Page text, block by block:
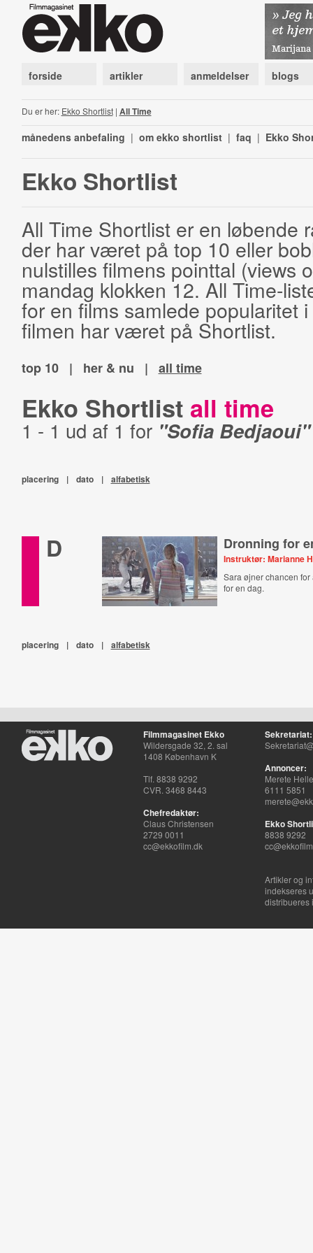
forside artikler anmeldelser blogs
Du er her: Ekko Shortlist| All Time
månedens anbefaling | om ekko shortlist | faq | Ekko
Ekko Shortlist
All Time Shortlist er en løbende
der har været på top 10 eller
nulstilles filmens pointtal (views
mandag klokken 12. All Time-
for en films samlede popularitet
filmen har været på Shortlist.
top 10 | her & nu | all time
Ekko Shortlist all time
1 - 1 ud af 1 for "Sofia Bedjaoui"
placering | dato | alfabetisk
D Dronning for
Instruktør: Marianne
Sara øjner chancen
for en dag.
placering | dato | alfabetisk
Filmmagasinet Ekko
Wildersgade 32, 2. sal
1408 København K
Tlf. 8838 9292
CVR. 3468 8443
Chefredaktør:
Claus Christensen
2729 0011
cc@ekkofilm.dk
Sekretariat:
Annoncer:
Merete
6111 5851
Ekko
8838 9292
Artikler og
indekseres
distribueres